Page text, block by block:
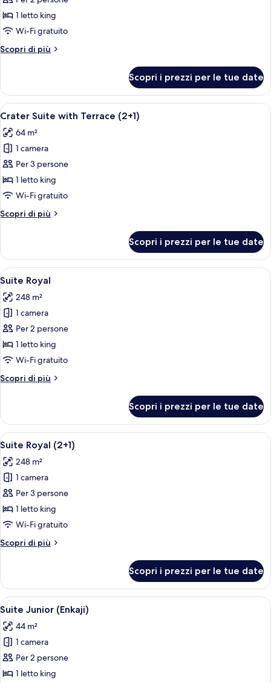
Suite,
terrazzo
1 letto king
Wi-Fi gratuito
Scopri di più
Altri
terrazzo
(Crater)
Scopri i prezzi per le tue date
Apri
tutte
le
foto
per
Crater
Suite
Terrace
Un balcone con due poltrone di
6
Crater Suite with Terrace (2+1)
64 m²
1 camera
Per 3 persone
1 letto king
Wi-Fi gratuito
Scopri di più
Altri
Suite
with
Terrace
Scopri i prezzi per le tue date
Apri
tutte
le
foto
per
Suite
Royal
Un soggiorno spazioso con un letto
8
Suite Royal
248 m²
1 camera
Per 2 persone
1 letto king
Wi-Fi gratuito
Scopri di più
Altri
Royal
Scopri i prezzi per le tue date
Apri
tutte
le
foto
per
Suite
Royal
Un soggiorno spazioso con un letto
8
Suite Royal (2+1)
248 m²
1 camera
Per 3 persone
1 letto king
Wi-Fi gratuito
Scopri di più
Altri
Royal
(2+1)
Scopri i prezzi per le tue date
Apri
tutte
le
foto
per
Suite
Camera d'albergo con un'ampia
4
Suite Junior (Enkaji)
44 m²
1 camera
Per 2 persone
1 letto king